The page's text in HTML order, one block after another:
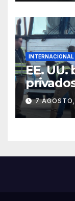
INTERNACIONAL
EE.
cobrar
7